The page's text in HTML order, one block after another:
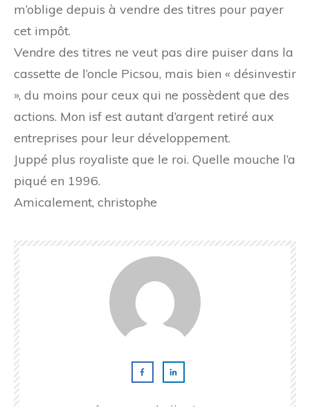
m’oblige depuis à vendre des titres pour payer
cet impôt.
Vendre des titres ne veut pas dire puiser dans la
cassette de l’oncle Picsou, mais bien « désinvestir
», du moins pour ceux qui ne possèdent que des
actions. Mon isf est autant d’argent retiré aux
entreprises pour leur développement.
Juppé plus royaliste que le roi. Quelle mouche l’a
piqué en 1996.
Amicalement, christophe